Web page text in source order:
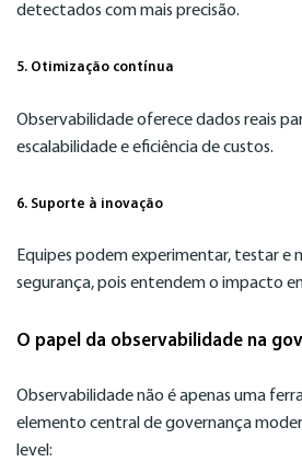
detectados com mais precisão.
5. Otimização contínua
Observabilidade oferece dados reais
escalabilidade e eficiência de custos.
6. Suporte à inovação
Equipes podem experimentar, testar e
segurança, pois entendem o impacto
O papel da observabilidade na
Observabilidade não é apenas uma
elemento central de governança
level: